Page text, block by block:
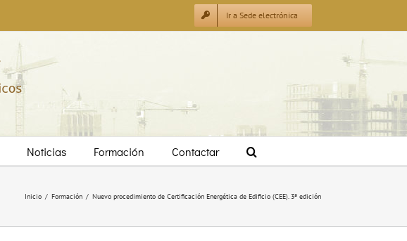
Ir a Sede electrónica
Noticias Formación Contactar
Inicio / Formación / Nuevo procedimiento de Certificación Energética de Edificio (CEE). 3ª edición